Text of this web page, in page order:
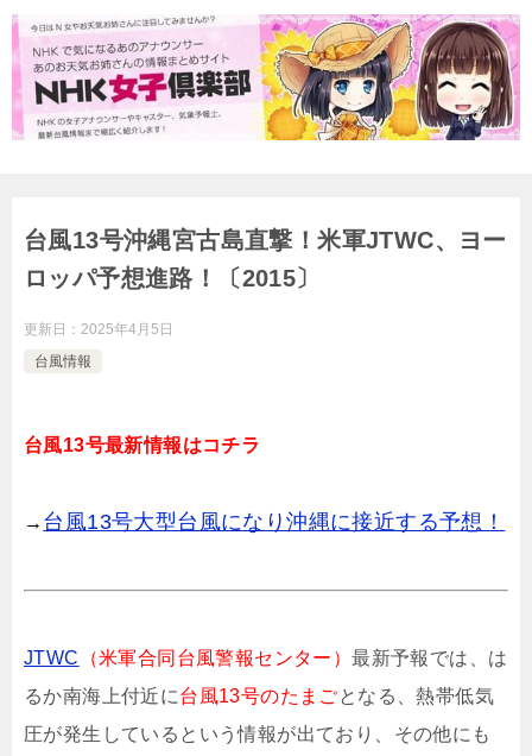
台風13号沖縄宮古島直撃！米軍JTWC、ヨー
ロッパ予想進路！〔2015〕
更新日： 2025年4月5日
台風情報
台風13号最新情報はコチラ
→ 台風13号大型台風になり沖縄に接近する予想！
JTWC （米軍合同台風警報センター）最新予報では、は
るか南海上付近に台風13号のたまごとなる、熱帯低気
圧が発生しているという情報が出ており、その他にも